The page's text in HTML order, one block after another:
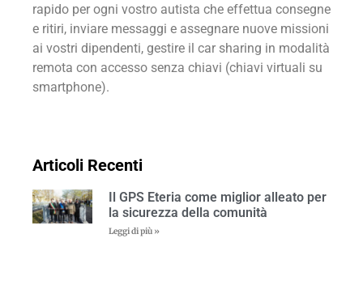
rapido per ogni vostro autista che effettua consegne
e ritiri, inviare messaggi e assegnare nuove missioni
ai vostri dipendenti, gestire il car sharing in modalità
remota con accesso senza chiavi (chiavi virtuali su
smartphone).
Articoli Recenti
Il GPS Eteria come miglior alleato per
la sicurezza della comunità
Leggi di più »